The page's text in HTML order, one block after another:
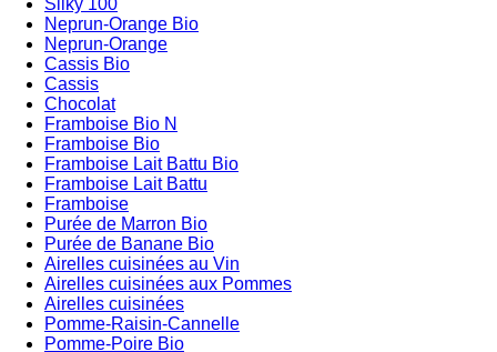
Neprun-Orange Bio
Neprun-Orange
Cassis Bio
Cassis
Chocolat
Framboise Bio N
Framboise Bio
Framboise Lait Battu Bio
Framboise Lait Battu
Framboise
Purée de Marron Bio
Purée de Banane Bio
Airelles cuisinées au Vin
Airelles cuisinées aux Pommes
Airelles cuisinées
Pomme-Raisin-Cannelle
Pomme-Poire Bio